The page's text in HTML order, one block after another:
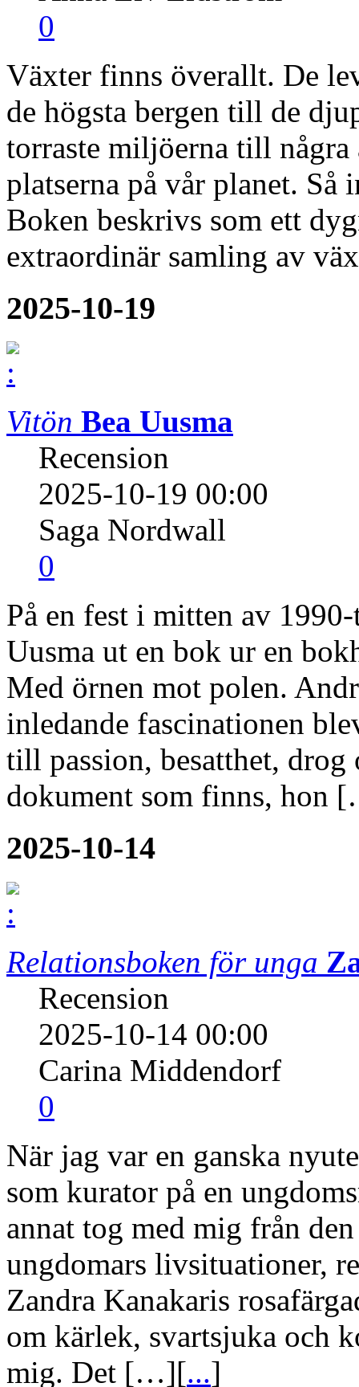
0
Växter finns överallt. De
de högsta bergen till de
torraste miljöerna till några
platserna på vår planet.
Boken beskrivs som ett
extraordinär samling av
2025-10-19
Vitön Bea Uusma
Recension
2025-10-19 00:00
Saga Nordwall
0
På en fest i mitten av
Uusma ut en bok ur en
Med örnen mot polen.
inledande fascinationen
till passion, besatthet,
dokument som finns, hon
2025-10-14
Relationsboken för unga
Recension
2025-10-14 00:00
Carina Middendorf
0
När jag var en ganska
som kurator på en
annat tog med mig från
ungdomars livsituationer,
Zandra Kanakaris
om kärlek, svartsjuka och
mig. Det […][...]